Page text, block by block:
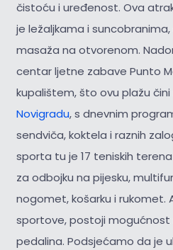
čistoću i uređenost. Ova
je ležaljkama i
masaža na otvorenom.
centar ljetne zabave Punto
kupalištem, što ovu plažu
Novigradu, s dnevnim
sendviča, koktela i raznih
sporta tu je 17 teniskih
za odbojku na pijesku,
nogomet, košarku i rukomet.
sportove, postoji mogućnost
pedalina. Podsjećamo da je